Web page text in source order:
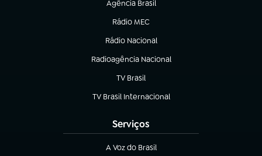
Agência Brasil
(abre em nova aba)
Rádio MEC
(abre em nova aba)
Rádio Nacional
Radioagência Nacional
(abre em nova aba)
TV Brasil
(abre em nova aba)
TV Brasil Internacional
(abre em nova aba)
Serviços
A Voz do Brasil
(abre em nova aba)